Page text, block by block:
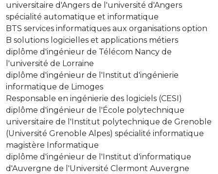
universitaire d'Angers de l'université d'Angers
spécialité automatique et informatique
BTS services informatiques aux organisations option
B solutions logicielles et applications métiers
diplôme d'ingénieur de Télécom Nancy de
l'université de Lorraine
diplôme d'ingénieur de l'Institut d'ingénierie
informatique de Limoges
Responsable en ingénierie des logiciels (CESI)
diplôme d'ingénieur de l'École polytechnique
universitaire de l'Institut polytechnique de Grenoble
(Université Grenoble Alpes) spécialité informatique
magistère Informatique
diplôme d'ingénieur de l'Institut d'informatique
d'Auvergne de l'Université Clermont Auvergne